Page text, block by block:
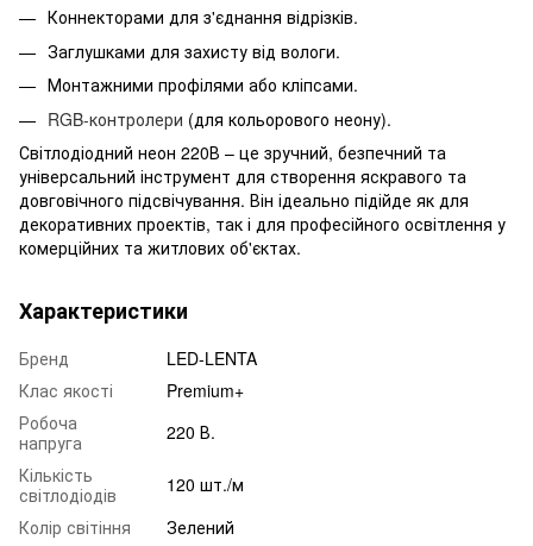
Коннекторами для з'єднання відрізків.
Заглушками для захисту від вологи.
Монтажними профілями або кліпсами.
RGB-контролери (для кольорового неону).
Світлодіодний неон 220В – це зручний, безпечний та
універсальний інструмент для створення яскравого та
довговічного підсвічування. Він ідеально підійде як для
декоративних проектів, так і для професійного освітлення у
комерційних та житлових об'єктах.
Характеристики
Бренд
LED-LENTA
Клас якості
Premium+
Робоча
напруга
220 В.
Кількість
світлодіодів
120 шт./м
Колір світіння
Зелений